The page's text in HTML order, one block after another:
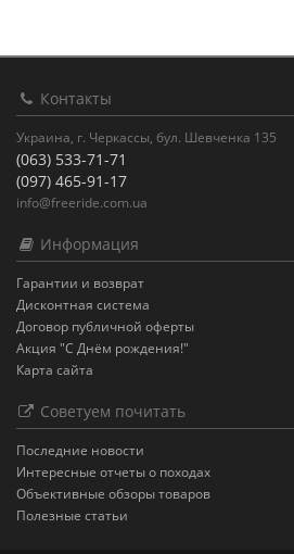
Контакты
Украина, г. Черкассы, бул. Шевченка 135
(063) 533-71-71
(097) 465-91-17
info@freeride.com.ua
Информация
Гарантии и возврат
Дисконтная система
Договор публичной оферты
Акция "С Днём рождения!"
Карта сайта
Советуем почитать
Последние новости
Интересные отчеты о походах
Объективные обзоры товаров
Полезные статьи